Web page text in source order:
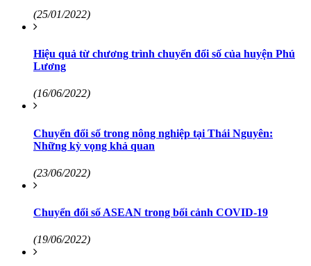
(25/01/2022)
Hiệu quả từ chương trình chuyển đổi số của huyện Phú
Lương
(16/06/2022)
Chuyển đổi số trong nông nghiệp tại Thái Nguyên:
Những kỳ vọng khả quan
(23/06/2022)
Chuyển đổi số ASEAN trong bối cảnh COVID-19
(19/06/2022)